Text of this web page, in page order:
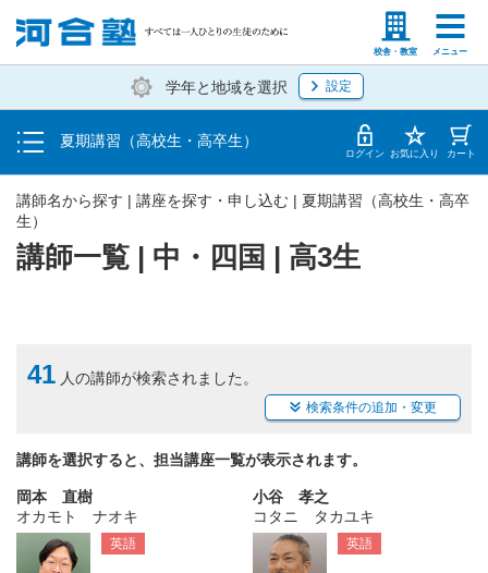
校舎・教室 メニュー
塾生の方 高等学校の先生
学年と地域を選択 設定
夏期講習（高校生・高卒生）
受講料・お申し込み方法
受講開始までの流れ
校舎・教室一覧 ログイン お気に入り カート
講師一覧 | 中・四国 | 高3生
講師名から探す | 講座を探す・申し込む | 夏期講習（高校生・高卒
生）
41 人の講師が検索されました。
検索条件の追加・変更
講師を選択すると、担当講座一覧が表示されます。
岡本 直樹
オカモト ナオキ
英語
小谷 孝之
コタニ タカユキ
英語